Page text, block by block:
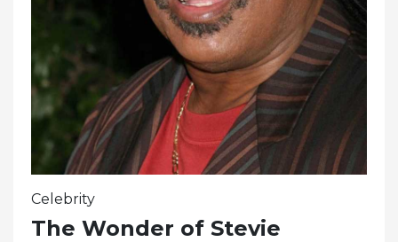
Celebrity
The Wonder of Stevie